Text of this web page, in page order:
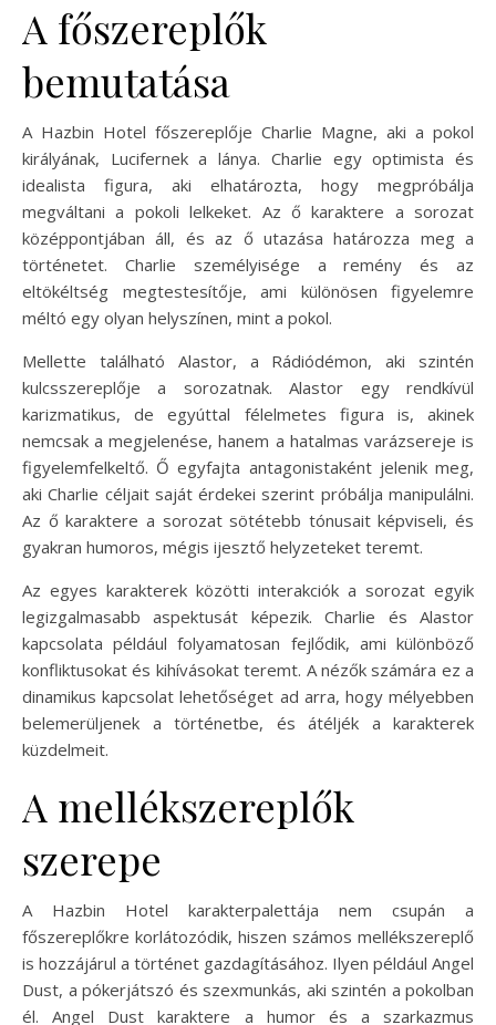
A főszereplők
bemutatása
A Hazbin Hotel főszereplője Charlie Magne, aki a pokol
királyának, Lucifernek a lánya. Charlie egy optimista és
idealista figura, aki elhatározta, hogy megpróbálja
megváltani a pokoli lelkeket. Az ő karaktere a sorozat
középpontjában áll, és az ő utazása határozza meg a
történetet. Charlie személyisége a remény és az
eltökéltség megtestesítője, ami különösen figyelemre
méltó egy olyan helyszínen, mint a pokol.
Mellette található Alastor, a Rádiódémon, aki szintén
kulcsszereplője a sorozatnak. Alastor egy rendkívül
karizmatikus, de egyúttal félelmetes figura is, akinek
nemcsak a megjelenése, hanem a hatalmas varázsereje is
figyelemfelkeltő. Ő egyfajta antagonistaként jelenik meg,
aki Charlie céljait saját érdekei szerint próbálja manipulálni.
Az ő karaktere a sorozat sötétebb tónusait képviseli, és
gyakran humoros, mégis ijesztő helyzeteket teremt.
Az egyes karakterek közötti interakciók a sorozat egyik
legizgalmasabb aspektusát képezik. Charlie és Alastor
kapcsolata például folyamatosan fejlődik, ami különböző
konfliktusokat és kihívásokat teremt. A nézők számára ez a
dinamikus kapcsolat lehetőséget ad arra, hogy mélyebben
belemerüljenek a történetbe, és átéljék a karakterek
küzdelmeit.
A mellékszereplők
szerepe
A Hazbin Hotel karakterpalettája nem csupán a
főszereplőkre korlátozódik, hiszen számos mellékszereplő
is hozzájárul a történet gazdagításához. Ilyen például Angel
Dust, a pókerjátszó és szexmunkás, aki szintén a pokolban
él. Angel Dust karaktere a humor és a szarkazmus